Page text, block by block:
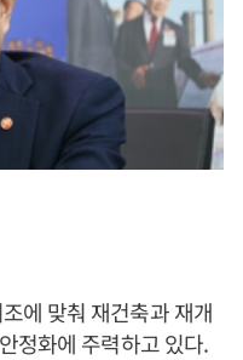
에 맞춰 재건축과 재개
정화에 주력하고 있다.